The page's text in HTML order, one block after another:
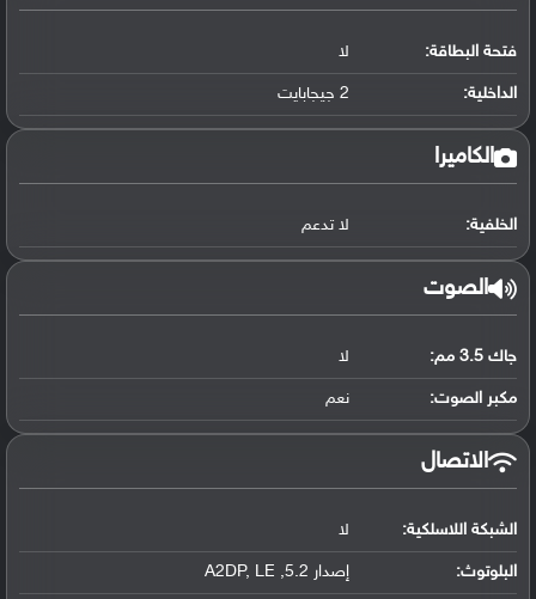
فتحة البطاقة: لا
الداخلية: 2 جيجابايت
الكاميرا
الخلفية: لا تدعم
الصوت
جاك 3.5 مم: لا
مكبر الصوت: نعم
الاتصال
الشبكة اللاسلكية: لا
البلوتوث: إصدار 5.2, A2DP, LE